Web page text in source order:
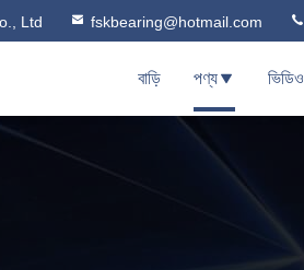
Ltd fskbearing@hotmail.com
বাড়ি পণ্য ভিডিও